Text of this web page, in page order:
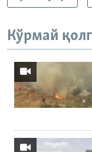
Кўрмай